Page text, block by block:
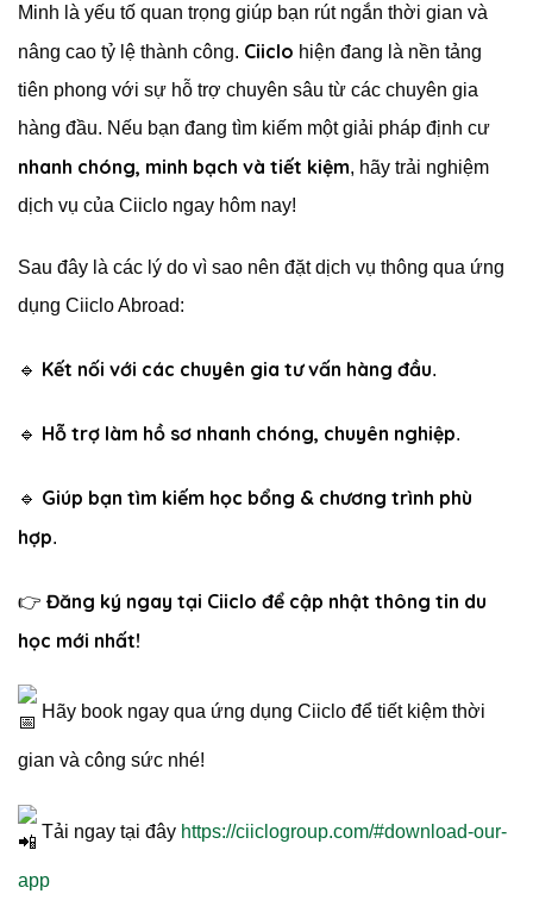
Minh là yếu tố quan trọng giúp bạn rút ngắn thời gian và
nâng cao tỷ lệ thành công. Ciiclo hiện đang là nền tảng
tiên phong với sự hỗ trợ chuyên sâu từ các chuyên gia
hàng đầu. Nếu bạn đang tìm kiếm một giải pháp định cư
nhanh chóng, minh bạch và tiết kiệm, hãy trải nghiệm
dịch vụ của Ciiclo ngay hôm nay!
Sau đây là các lý do vì sao nên đặt dịch vụ thông qua ứng
dụng Ciiclo Abroad:
🔹 Kết nối với các chuyên gia tư vấn hàng đầu.
🔹 Hỗ trợ làm hồ sơ nhanh chóng, chuyên nghiệp.
🔹 Giúp bạn tìm kiếm học bổng & chương trình phù
hợp.
👉 Đăng ký ngay tại Ciiclo để cập nhật thông tin du
học mới nhất!
Hãy book ngay qua ứng dụng Ciiclo để tiết kiệm thời
gian và công sức nhé!
Tải ngay tại đây https://ciiclogroup.com/#download-our-
app